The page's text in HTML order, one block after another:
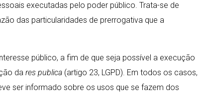
executadas pelo poder público. Trata-se de
das particularidades de prerrogativa que a
público, a fim de que seja possível a execução
da res publica (artigo 23, LGPD). Em todos os casos,
ser informado sobre os usos que se fazem dos